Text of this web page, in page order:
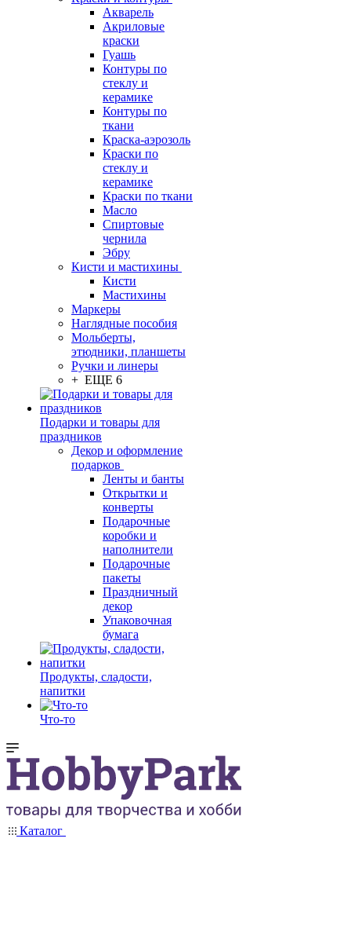
Акварель
Акриловые
краски
Гуашь
Контуры по
стеклу и
керамике
Контуры по
ткани
Краска-аэрозоль
Краски по
стеклу и
керамике
Краски по ткани
Масло
Спиртовые
чернила
Эбру
Кисти и мастихины
Кисти
Мастихины
Маркеры
Наглядные пособия
Мольберты,
этюдники, планшеты
Ручки и линеры
+ ЕЩЕ 6
Подарки и товары для
праздников
Декор и оформление
подарков
Ленты и банты
Открытки и
конверты
Подарочные
коробки и
наполнители
Подарочные
пакеты
Праздничный
декор
Упаковочная
бумага
Продукты, сладости,
напитки
Что-то
Каталог